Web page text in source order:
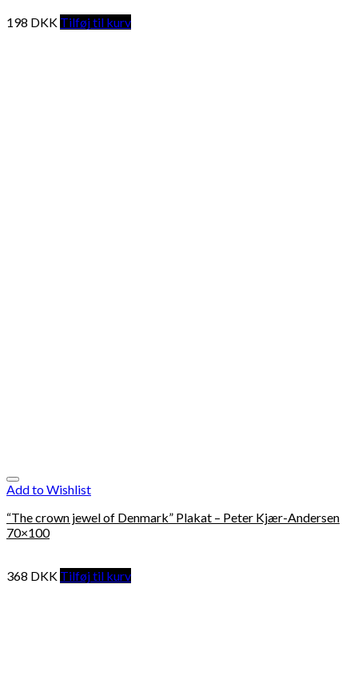
198 DKK Tilføj til kurv
Add to Wishlist
“The crown jewel of Denmark” Plakat – Peter Kjær-Andersen
70×100
368 DKK Tilføj til kurv